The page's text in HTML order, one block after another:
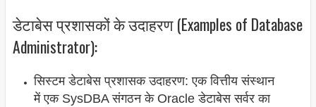
डेटाबेस प्रशासकों के उदाहरण (Examples of Database
Administrator):
सिस्टम डेटाबेस प्रशासक उदाहरण: एक वित्तीय संस्थान
में एक SysDBA संगठन के Oracle डेटाबेस सर्वर का